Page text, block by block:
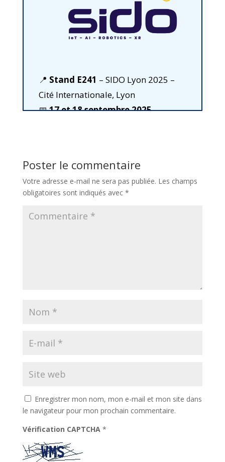
📍 Stand E241 – SIDO Lyon 2025 –
Cité Internationale, Lyon
📅17 et 18 septembre 2025
Poster le commentaire
Votre adresse e-mail ne sera pas publiée. Les champs
obligatoires sont indiqués avec *
Enregistrer mon nom, mon e-mail et mon site dans
le navigateur pour mon prochain commentaire.
Vérification CAPTCHA *